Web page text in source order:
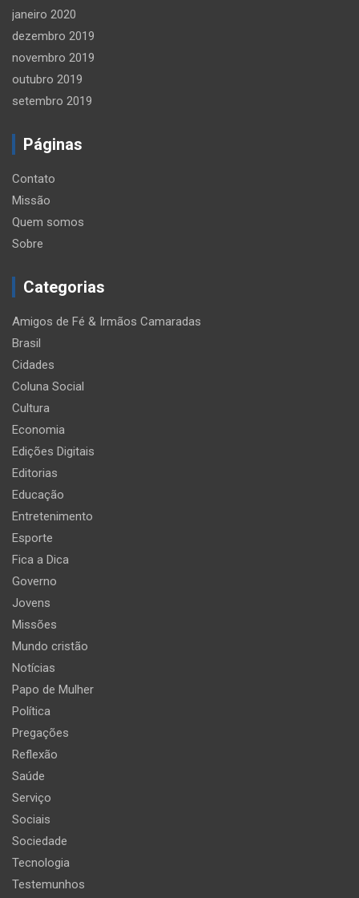
janeiro 2020
dezembro 2019
novembro 2019
outubro 2019
setembro 2019
Páginas
Contato
Missão
Quem somos
Sobre
Categorias
Amigos de Fé & Irmãos Camaradas
Brasil
Cidades
Coluna Social
Cultura
Economia
Edições Digitais
Editorias
Educação
Entretenimento
Esporte
Fica a Dica
Governo
Jovens
Missões
Mundo cristão
Notícias
Papo de Mulher
Política
Pregações
Reflexão
Saúde
Serviço
Sociais
Sociedade
Tecnologia
Testemunhos